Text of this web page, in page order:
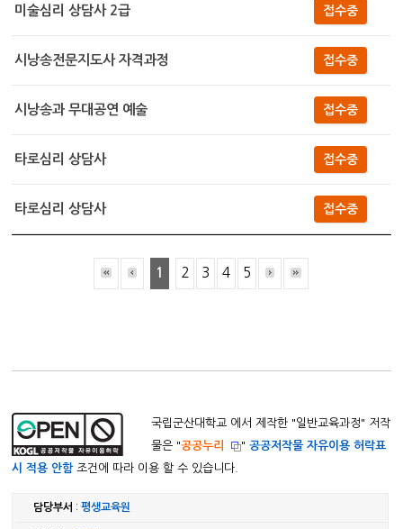
미술심리 상담사 2급 접수중
시낭송전문지도사 자격과정 접수중
시낭송과 무대공연 예술 접수중
타로심리 상담사 접수중
타로심리 상담사 접수중
1 2 3 4 5
국립군산대학교 에서 제작한 "일반교육과정" 저작
물은 "공공누리 "공공저작물 자유이용 허락표
시 적용 안함조건에 따라 이용 할 수 있습니다.
담당부서 :평생교육원